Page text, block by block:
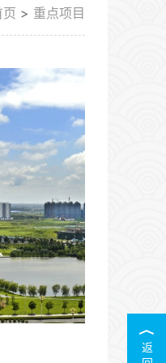
页 > 重点项目